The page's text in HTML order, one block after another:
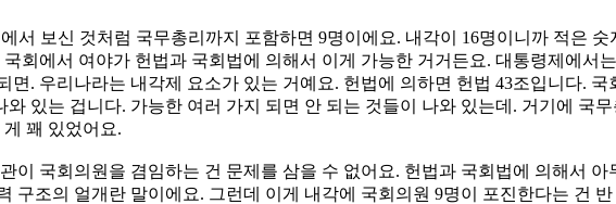
보신 것처럼 국무총리까지 포함하면 9명이에요. 내각이 16명이니까 적은
회에서 여야가 헌법과 국회법에 의해서 이게 가능한 거거든요. 대통령제에서
. 우리나라는 내각제 요소가 있는 거예요. 헌법에 의하면 헌법 43조입니다.
있는 겁니다. 가능한 여러 가지 되면 안 되는 것들이 나와 있는데. 거기에 국
꽤 있었어요.
이 국회의원을 겸임하는 건 문제를 삼을 수 없어요. 헌법과 국회법에 의해서
구조의 얼개란 말이에요. 그런데 이게 내각에 국회의원 9명이 포진한다는 건